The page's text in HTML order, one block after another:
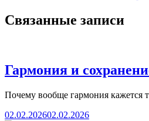
Связанные записи
Гармония и
Почему вообще гармония кажется
02.02.202602.02.2026